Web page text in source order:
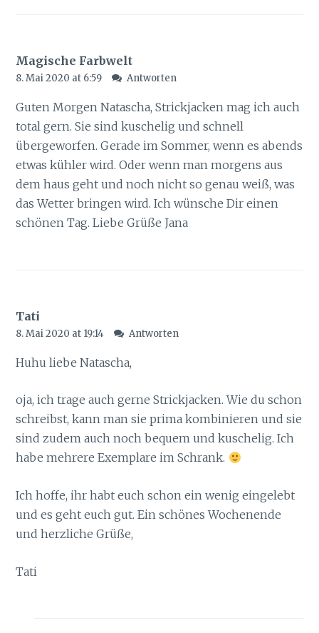
Magische Farbwelt
8. Mai 2020 at 6:59 Antworten
Guten Morgen Natascha, Strickjacken mag ich auch
total gern. Sie sind kuschelig und schnell
übergeworfen. Gerade im Sommer, wenn es abends
etwas kühler wird. Oder wenn man morgens aus
dem haus geht und noch nicht so genau weiß, was
das Wetter bringen wird. Ich wünsche Dir einen
schönen Tag. Liebe Grüße Jana
Tati
8. Mai 2020 at 19:14 Antworten
Huhu liebe Natascha,
oja, ich trage auch gerne Strickjacken. Wie du schon
schreibst, kann man sie prima kombinieren und sie
sind zudem auch noch bequem und kuschelig. Ich
habe mehrere Exemplare im Schrank.
Ich hoffe, ihr habt euch schon ein wenig eingelebt
und es geht euch gut. Ein schönes Wochenende
und herzliche Grüße,
Tati